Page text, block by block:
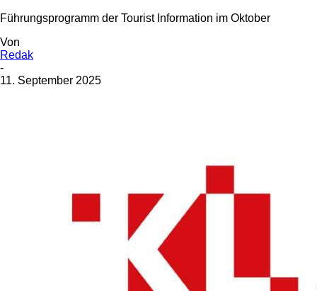
Führungsprogramm der Tourist Information im Oktober
Von
Redak
-
11. September 2025